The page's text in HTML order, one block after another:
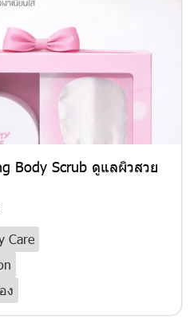
Body Scrub ดูแลผิวสวย
Care
ง